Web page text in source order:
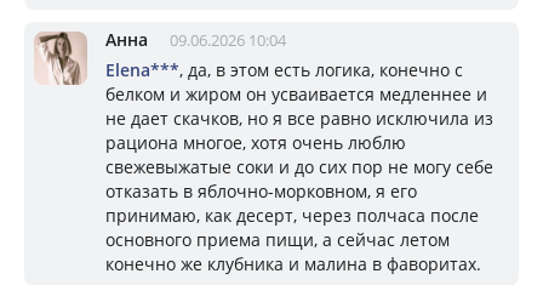
Анна 09.06.2026 10:04
Elena***, да, в этом есть логика, конечно с
белком и жиром он усваивается медленнее и
не дает скачков, но я все равно исключила из
рациона многое, хотя очень люблю
свежевыжатые соки и до сих пор не могу себе
отказать в яблочно-морковном, я его
принимаю, как десерт, через полчаса после
основного приема пищи, а сейчас летом
конечно же клубника и малина в фаворитах.